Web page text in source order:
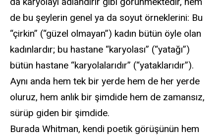
de bu şeylerin genel ya da soyut örneklerini: Bu
“çirkin” (“güzel olmayan”) kadın bütün öyle olan
kadınlardır; bu hastane “karyolası” (“yatağı”)
bütün hastane “karyolalarıdır” (“yataklarıdır”).
Aynı anda hem tek bir yerde hem de her yerde
oluruz, hem anlık bir şimdide hem de zamansız,
sürüp giden bir şimdide.
Burada Whitman, kendi poetik görüşünün hem